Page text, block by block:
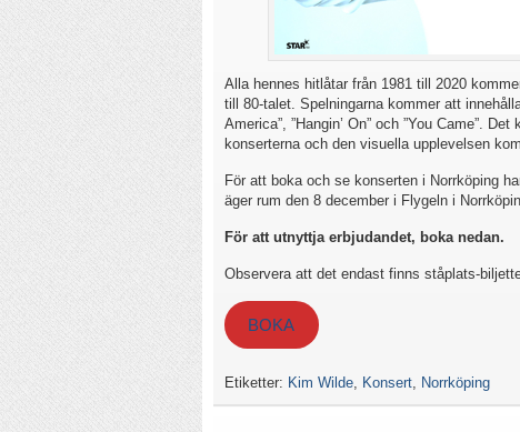
Alla hennes hitlåtar från 1981 till 2020
till 80-talet. Spelningarna kommer att
America”, ”Hangin’ On” och ”You Came”.
konserterna och den visuella upplevelsen
För att boka och se konserten i Norrköping
äger rum den 8 december i Flygeln i
För att utnyttja erbjudandet, boka nedan.
Observera att det endast finns ståplats-
BOKA
Etiketter: Kim Wilde, Konsert, Norrköping